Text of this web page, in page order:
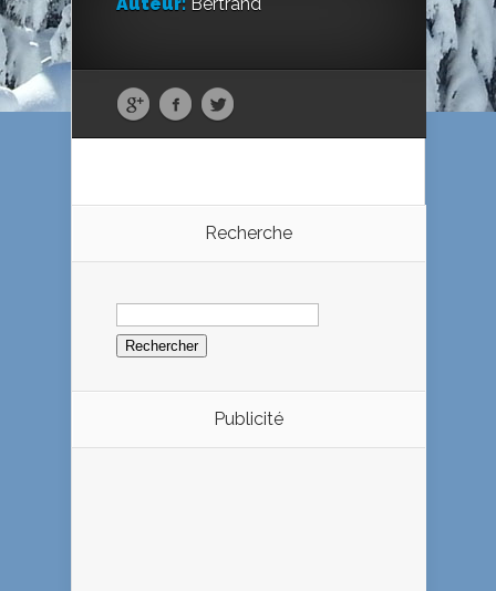
Recherche
Rechercher :
Publicité